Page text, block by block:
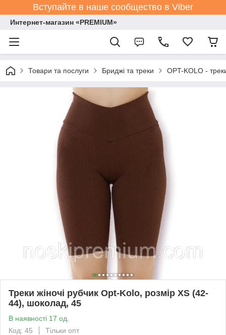
Вступайте в наше сообщество в Viber
Интернет-магазин «PREMIUM»
Товари та послуги Бриджі та треки OPT-KOLO -
Треки жіночі рубчик Opt-Kolo, розмір XS (42-
44), шоколад, 45
В наявності 17 од.
Код: 45
Тільки опт